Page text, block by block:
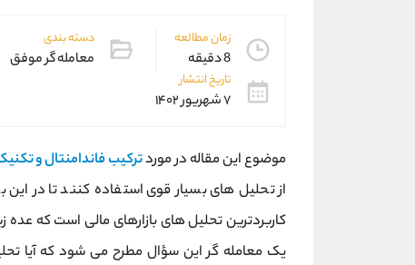
زمان مطالعه
8 دقیقه
دسته بندی
معامله گر موفق
تاریخ انتشار
۷ شهریور ۱۴۰۲
موضوع این مقاله در موردترکیب فاندامنتال و
از تحلیل های بسیار قوی استفاده کنند تا در این
کاربردترین تحلیل های بازارهای مالی است که عده
یک معامله گر این سؤال مطرح می ‌شود که آیا